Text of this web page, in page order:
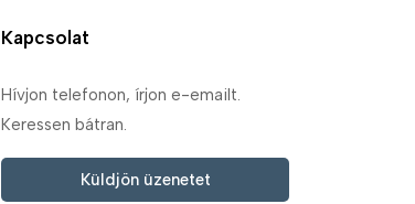
Kapcsolat
Hívjon telefonon, írjon e-emailt.
Keressen bátran.
Küldjön üzenetet